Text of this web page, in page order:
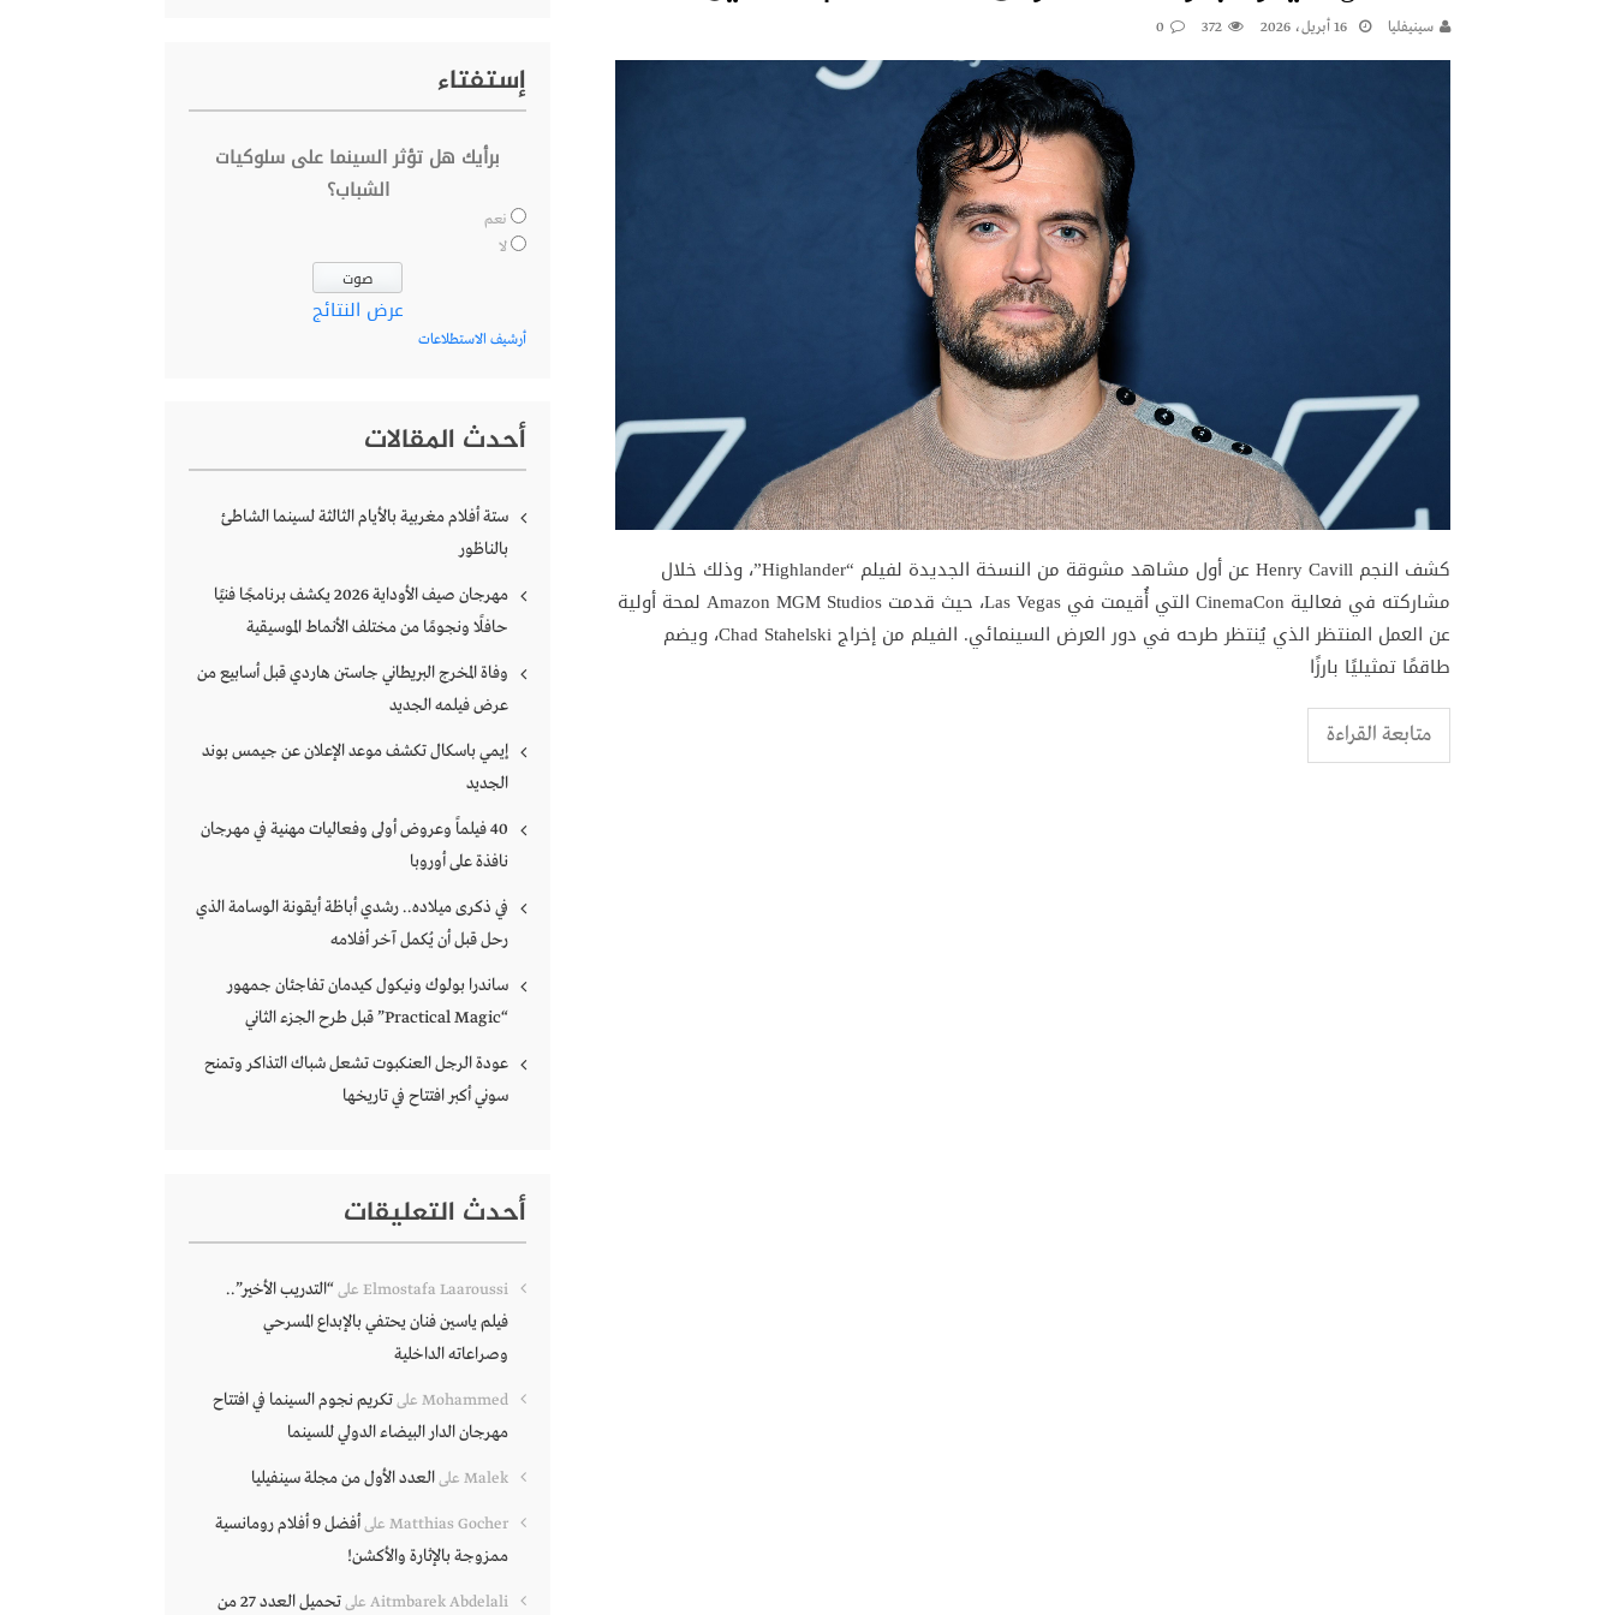
سينيفليا 16 أبريل، 2026 372
0
كشف النجم Henry Cavill عن أول مشاهد مشوقة من النسخة الجديدة لفيلم “Highlander”، وذلك خلال
مشاركته في فعالية CinemaCon التي أُقيمت في Las Vegas، حيث قدمت Amazon MGM Studios لمحة أولية
عن العمل المنتظر الذي يُنتظر طرحه في دور العرض السينمائي. الفيلم من إخراج Chad Stahelski، ويضم
طاقمًا تمثيليًا بارزًا
متابعة القراءة
إستفتاء
برأيك هل تؤثر السينما على سلوكيات
الشباب؟
نعم
لا
عرض النتائج
أرشيف الاستطلاعات
أحدث المقالات
ستة أفلام مغربية بالأيام الثالثة لسينما الشاطئ
بالناظور
مهرجان صيف الأوداية 2026 يكشف برنامجًا فنيًا
حافلًا ونجومًا من مختلف الأنماط الموسيقية
وفاة المخرج البريطاني جاستن هاردي قبل أسابيع من
عرض فيلمه الجديد
إيمي باسكال تكشف موعد الإعلان عن جيمس بوند
الجديد
40 فيلماً وعروض أولى وفعاليات مهنية في مهرجان
نافذة على أوروبا
في ذكرى ميلاده.. رشدي أباظة أيقونة الوسامة الذي
رحل قبل أن يُكمل آخر أفلامه
ساندرا بولوك ونيكول كيدمان تفاجئان جمهور
“Practical Magic” قبل طرح الجزء الثاني
عودة الرجل العنكبوت تشعل شباك التذاكر وتمنح
سوني أكبر افتتاح في تاريخها
أحدث التعليقات
Elmostafa Laaroussi على“التدريب الأخير”..
فيلم ياسين فنان يحتفي بالإبداع المسرحي
وصراعاته الداخلية
Mohammed علىتكريم نجوم السينما في افتتاح
مهرجان الدار البيضاء الدولي للسينما
Malek علىالعدد الأول من مجلة سينفيليا
Matthias Gocher على
أفضل 9 أفلام رومانسية
ممزوجة بالإثارة والأكشن!
Aitmbarek Abdelali على
تحميل العدد 27 من